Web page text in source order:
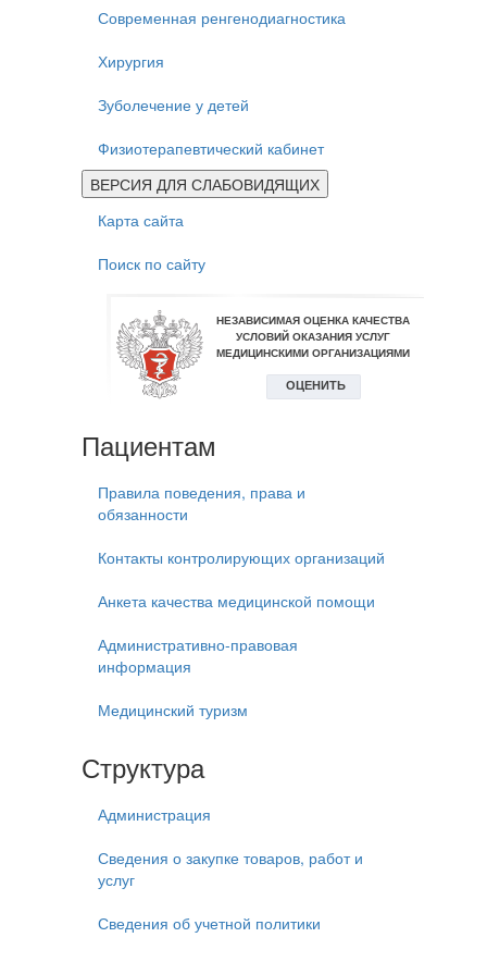
Современная ренгенодиагностика
Хирургия
Зуболечение у детей
Физиотерапевтический кабинет
ВЕРСИЯ ДЛЯ СЛАБОВИДЯЩИХ
Карта сайта
Поиск по сайту
Пациентам
Правила поведения, права и
обязанности
Контакты контролирующих организаций
Анкета качества медицинской помощи
Административно-правовая
информация
Медицинский туризм
Структура
Администрация
Сведения о закупке товаров, работ и
услуг
Сведения об учетной политики